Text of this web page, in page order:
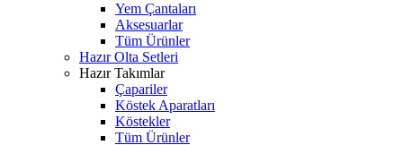
Yem Çantaları
Aksesuarlar
Tüm Ürünler
Hazır Olta Setleri
Hazır Takımlar
Çapariler
Köstek Aparatları
Köstekler
Tüm Ürünler